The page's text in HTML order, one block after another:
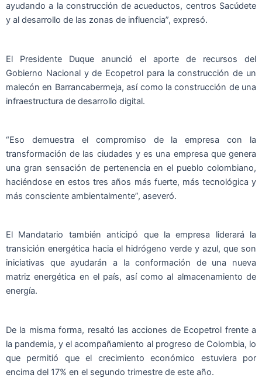
ayudando a la construcción de acueductos, centros Sacúdete
y al desarrollo de las zonas de influencia”, expresó.
El Presidente Duque anunció el aporte de recursos del
Gobierno Nacional y de Ecopetrol para la construcción de un
malecón en Barrancabermeja, así como la construcción de una
infraestructura de desarrollo digital.
“Eso demuestra el compromiso de la empresa con la
transformación de las ciudades y es una empresa que genera
una gran sensación de pertenencia en el pueblo colombiano,
haciéndose en estos tres años más fuerte, más tecnológica y
más consciente ambientalmente”, aseveró.
El Mandatario también anticipó que la empresa liderará la
transición energética hacia el hidrógeno verde y azul, que son
iniciativas que ayudarán a la conformación de una nueva
matriz energética en el país, así como al almacenamiento de
energía.
De la misma forma, resaltó las acciones de Ecopetrol frente a
la pandemia, y el acompañamiento al progreso de Colombia, lo
que permitió que el crecimiento económico estuviera por
encima del 17% en el segundo trimestre de este año.